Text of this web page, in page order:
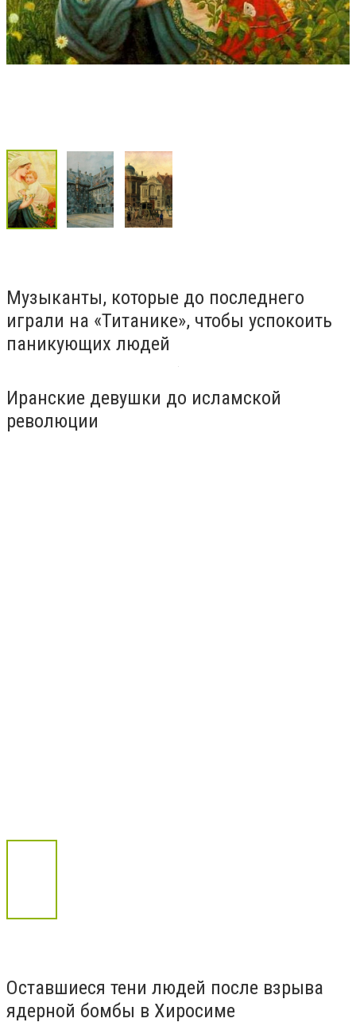
Музыканты, которые до последнего
играли на «Титанике», чтобы успокоить
паникующих людей
Иранские девушки до исламской
революции
Оставшиеся тени людей после взрыва
ядерной бомбы в Хиросиме